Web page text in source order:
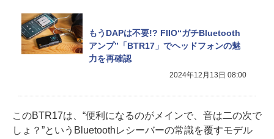
もうDAPは不要!? FIIO“ガチBluetooth
アンプ”「BTR17」でヘッドフォンの魅
力を再確認
2024年12月13日 08:00
このBTR17は、“便利になるのがメインで、音は二の次で
しょ？”というBluetoothレシーバーの常識を覆すモデル